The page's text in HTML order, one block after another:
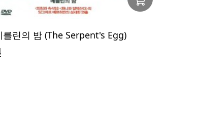
를린의 밤 (The Serpent's Egg)